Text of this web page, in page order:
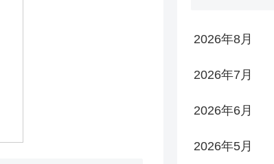
2026年8月
2026年7月
2026年6月
2026年5月